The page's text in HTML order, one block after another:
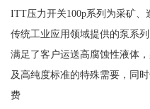
ITT压力开关100p系列为采矿
传统工业应用领域提供的泵系
满足了客户运送高腐蚀性液体
及高纯度标准的特殊需要，同
费